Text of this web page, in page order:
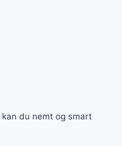
du nemt og smart